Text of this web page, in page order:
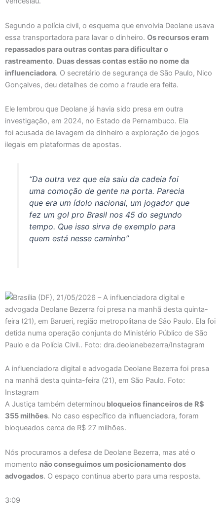
Segundo a polícia civil, o esquema que envolvia Deolane usava
essa transportadora para lavar o dinheiro. Os recursos eram
repassados para outras contas para dificultar o
rastreamento. Duas dessas contas estão no nome da
influenciadora. O secretário de segurança de São Paulo, Nico
Gonçalves, deu detalhes de como a fraude era feita.
Ele lembrou que Deolane já havia sido presa em outra
investigação, em 2024, no Estado de Pernambuco. Ela
foi acusada de lavagem de dinheiro e exploração de jogos
ilegais em plataformas de apostas.
“Da outra vez que ela saiu da cadeia foi
uma comoção de gente na porta. Parecia
que era um ídolo nacional, um jogador que
fez um gol pro Brasil nos 45 do segundo
tempo. Que isso sirva de exemplo para
quem está nesse caminho”
A influenciadora digital e advogada Deolane Bezerra foi presa
na manhã desta quinta-feira (21), em São Paulo. Foto:
Instagram
A Justiça também determinou bloqueios financeiros de R$
355 milhões. No caso específico da influenciadora, foram
bloqueados cerca de R$ 27 milhões.
Nós procuramos a defesa de Deolane Bezerra, mas até o
momento não conseguimos um posicionamento dos
advogados. O espaço continua aberto para uma resposta.
3:09